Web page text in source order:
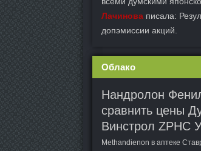
Лачинова писала:
допэмиссии акций.
Облако
Нандролон
сравнить цены
Винстрол ZPHC
Methandienon в аптеке